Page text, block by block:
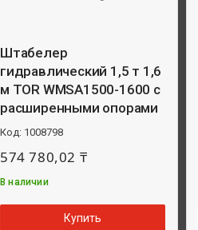
Штабелер
гидравлический 1,5 т 1,6
м TOR WMSA1500-1600 с
расширенными опорами
1008798
574 780,02 ₸
В наличии
Купить